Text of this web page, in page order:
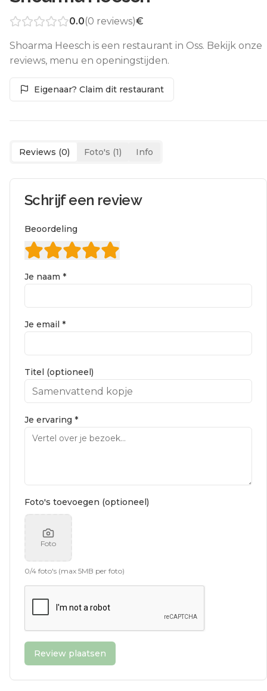
0.0(0 reviews)€
Shoarma Heesch is een restaurant in Oss. Bekijk onze
reviews, menu en openingstijden.
Eigenaar? Claim dit restaurant
Reviews (0) Foto's (1) Info
Schrijf een review
Beoordeling
Je naam *
Je email *
Titel (optioneel)
Je ervaring *
Foto's toevoegen (optioneel)
Foto
0/4 foto's (max 5MB per foto)
Review plaatsen